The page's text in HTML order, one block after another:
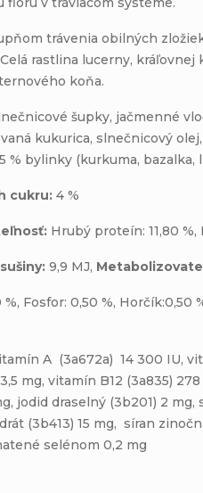
trávenia obilných
rastlina lucerny,
koňa.
šupky, jačmenné
kukurica, slnečnicový
% bylinky (kurkuma,
cukru: 4 %
Hrubý proteín: 11,80
9,9 MJ,
%, Fosfor: 0,50 %,
A (3a672a) 14 300 IU,
mg, vitamín B12 (3a835)
jodid draselný (3b201) 2
(3b413) 15 mg, síran
selénom 0,2 mg